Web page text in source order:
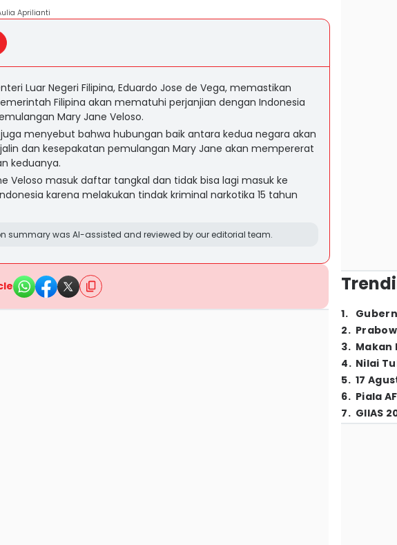
Aprilianti
Luar Negeri Filipina, Eduardo Jose de Vega, memastikan
Filipina akan mematuhi perjanjian dengan Indonesia
Mary Jane Veloso.
menyebut bahwa hubungan baik antara kedua negara akan
dan kesepakatan pemulangan Mary Jane akan mempererat
keduanya.
Veloso masuk daftar tangkal dan tidak bisa lagi masuk ke
karena melakukan tindak kriminal narkotika 15 tahun
summary was AI-assisted and reviewed by our editorial team.
1.
2.
3. Makan
4. Nilai
5. 17
6. Piala
7. GIIAS